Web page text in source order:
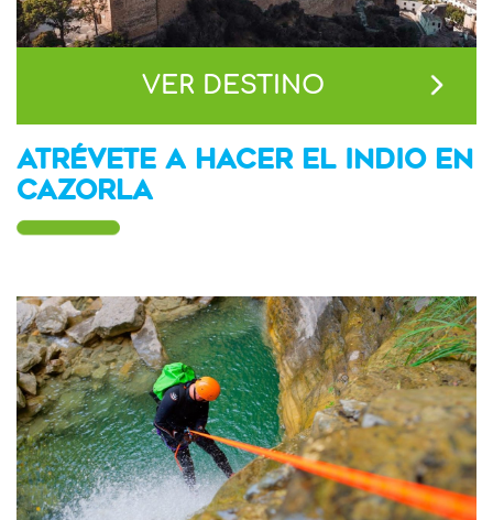
VER DESTINO
ATRÉVETE A HACER EL INDIO EN
CAZORLA